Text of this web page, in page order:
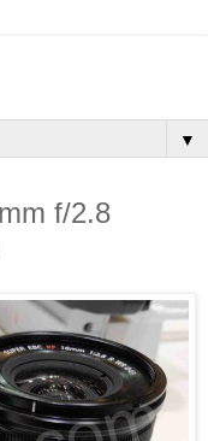
▼
f/2.8